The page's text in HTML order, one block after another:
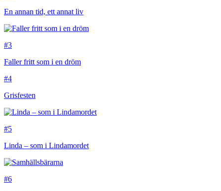
En annan tid, ett annat liv
#3
Faller fritt som i en dröm
#4
Grisfesten
#5
Linda – som i Lindamordet
#6